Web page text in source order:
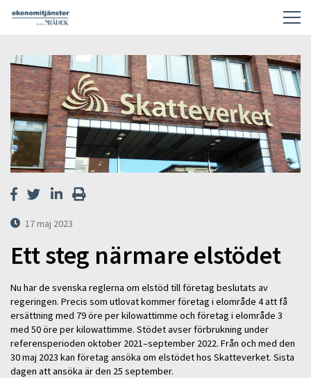
17 maj 2023
Ett steg närmare elstödet
Nu har de svenska reglerna om elstöd till företag beslutats av
regeringen. Precis som utlovat kommer företag i elområde 4 att få
ersättning med 79 öre per kilowattimme och företag i elområde 3
med 50 öre per kilowattimme. Stödet avser förbrukning under
referensperioden oktober 2021–september 2022. Från och med den
30 maj 2023 kan företag ansöka om elstödet hos Skatteverket. Sista
dagen att ansöka är den 25 september.